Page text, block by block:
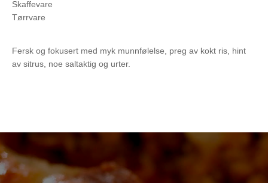
Skaffevare
Tørrvare
Fersk og fokusert med myk munnfølelse, preg av kokt ris, hint
av sitrus, noe saltaktig og urter.